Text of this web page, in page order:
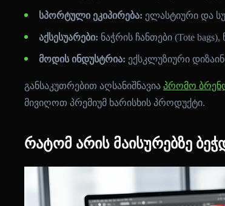
სპორტული ეკიპირება: ელასტიური და
აქსესუარები: ნაჭრის ჩანთები (Tote
მოდის ინდუსტრია: ექსკლუზიური
განსაკუთრებით აღსანიშნავია პრომო
მივიღოთ პრემიუმ ხარისხის პროდუქტი.
რატომ არის მაისურებზე